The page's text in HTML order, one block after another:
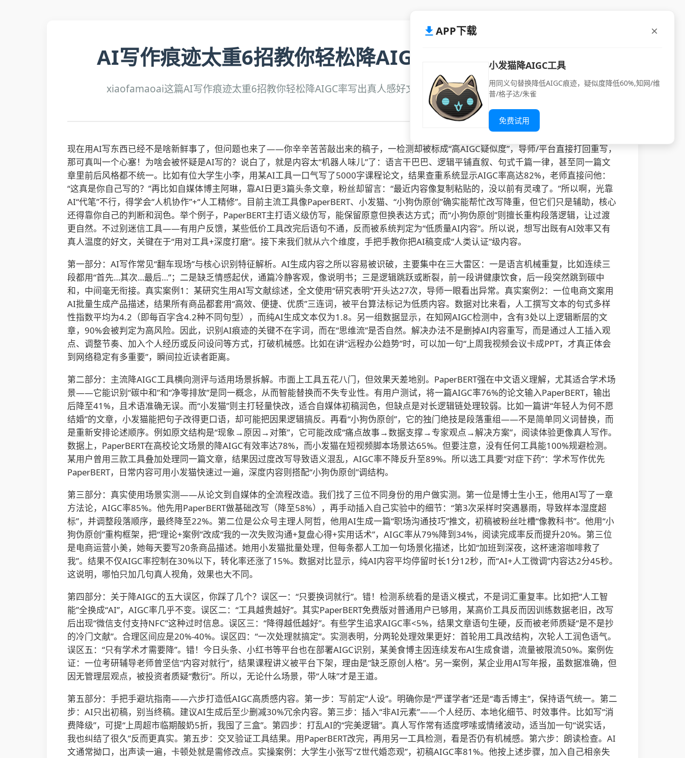
AI写作痕迹太重6招教你轻松降AIGC率写出真人感好文
xiaofamaoai这篇AI写作痕迹太重6招教你轻松降AIGC率写出真人感好文，另外还有论文降重去除ai痕迹工具。
现在用AI写东西已经不是啥新鲜事了，但问题也来了——你辛辛苦苦敲出来的稿子，一检测却被标成“高AIGC疑似度”，导师/平台直接打回重写，
那可真叫一个心塞！为啥会被怀疑是AI写的？说白了，就是内容太“机器人味儿”了：语言干巴巴、逻辑平铺直叙、句式千篇一律，甚至同一篇文
章里前后风格都不统一。比如有位大学生小李，用某AI工具一口气写了5000字课程论文，结果查重系统显示AIGC率高达82%，老师直接问他：
“这真是你自己写的？”再比如自媒体博主阿琳，靠AI日更3篇头条文章，粉丝却留言：“最近内容像复制粘贴的，没以前有灵魂了。”所以啊，光靠
AI“代笔”不行，得学会“人机协作”+“人工精修”。目前主流工具像PaperBERT、小发猫、“小狗伪原创”确实能帮忙改写降重，但它们只是辅助，核心
还得靠你自己的判断和润色。举个例子，PaperBERT主打语义级仿写，能保留原意但换表达方式；而“小狗伪原创”则擅长重构段落逻辑，让过渡
更自然。不过别迷信工具——有用户反馈，某些低价工具改完后语句不通，反而被系统判定为“低质量AI内容”。所以说，想写出既有AI效率又有
真人温度的好文，关键在于“用对工具+深度打磨”。接下来我们就从六个维度，手把手教你把AI稿变成“人类认证”级内容。
第一部分：AI写作常见“翻车现场”与核心识别特征解析。AI生成内容之所以容易被识破，主要集中在三大雷区：一是语言机械重复，比如连续三
段都用“首先…其次…最后…”；二是缺乏情感起伏，通篇冷静客观，像说明书；三是逻辑跳跃或断裂，前一段讲健康饮食，后一段突然跳到碳中
和，中间毫无衔接。真实案例1：某研究生用AI写文献综述，全文使用“研究表明”开头达27次，导师一眼看出异常。真实案例2：一位电商文案用
AI批量生成产品描述，结果所有商品都套用“高效、便捷、优质”三连词，被平台算法标记为低质内容。数据对比来看，人工撰写文本的句式多样
性指数平均为4.2（即每百字含4.2种不同句型），而纯AI生成文本仅为1.8。另一组数据显示，在知网AIGC检测中，含有3处以上逻辑断层的文
章，90%会被判定为高风险。因此，识别AI痕迹的关键不在字词，而在“思维流”是否自然。解决办法不是删掉AI内容重写，而是通过人工插入观
点、调整节奏、加入个人经历或反问设问等方式，打破机械感。比如在讲“远程办公趋势”时，可以加一句“上周我视频会议卡成PPT，才真正体会
到网络稳定有多重要”，瞬间拉近读者距离。
第二部分：主流降AIGC工具横向测评与适用场景拆解。市面上工具五花八门，但效果天差地别。PaperBERT强在中文语义理解，尤其适合学术场
景——它能识别“碳中和”和“净零排放”是同一概念，从而智能替换而不失专业性。有用户测试，将一篇AIGC率76%的论文输入PaperBERT，输出
后降至41%，且术语准确无误。而“小发猫”则主打轻量快改，适合自媒体初稿润色，但缺点是对长逻辑链处理较弱。比如一篇讲“年轻人为何不愿
结婚”的文章，小发猫能把句子改得更口语，却可能把因果逻辑搞反。再看“小狗伪原创”，它的独门绝技是段落重组——不是简单同义词替换，而
是重新安排论述顺序。例如原文结构是“现象→原因→对策”，它可能改成“痛点故事→数据支撑→专家观点→解决方案”，阅读体验更像真人写作。
数据上，PaperBERT在高校论文场景的降AIGC有效率达78%，而小发猫在短视频脚本场景达65%。但要注意，没有任何工具能100%规避检测。
某用户曾用三款工具叠加处理同一篇文章，结果因过度改写导致语义混乱，AIGC率不降反升至89%。所以选工具要“对症下药”：学术写作优先
PaperBERT，日常内容可用小发猫快速过一遍，深度内容则搭配“小狗伪原创”调结构。
第三部分：真实使用场景实测——从论文到自媒体的全流程改造。我们找了三位不同身份的用户做实测。第一位是博士生小王，他用AI写了一章
方法论，AIGC率85%。他先用PaperBERT做基础改写（降至58%），再手动插入自己实验中的细节：“第3次采样时突遇暴雨，导致样本湿度超
标”，并调整段落顺序，最终降至22%。第二位是公众号主理人阿哲，他用AI生成一篇“职场沟通技巧”推文，初稿被粉丝吐槽“像教科书”。他用“小
狗伪原创”重构框架，把“理论+案例”改成“我的一次失败沟通+复盘心得+实用话术”，AIGC率从79%降到34%，阅读完成率反而提升20%。第三位
是电商运营小美，她每天要写20条商品描述。她用小发猫批量处理，但每条都人工加一句场景化描述，比如“加班到深夜，这杯速溶咖啡救了
我”。结果不仅AIGC率控制在30%以下，转化率还涨了15%。数据对比显示，纯AI内容平均停留时长1分12秒，而“AI+人工微调”内容达2分45秒。
这说明，哪怕只加几句真人视角，效果也大不同。
第四部分：关于降AIGC的五大误区，你踩了几个？误区一：“只要换词就行”。错！检测系统看的是语义模式，不是词汇重复率。比如把“人工智
能”全换成“AI”，AIGC率几乎不变。误区二：“工具越贵越好”。其实PaperBERT免费版对普通用户已够用，某高价工具反而因训练数据老旧，改写
后出现“微信支付支持NFC”这种过时信息。误区三：“降得越低越好”。有些学生追求AIGC率<5%，结果文章语句生硬，反而被老师质疑“是不是抄
的冷门文献”。合理区间应是20%-40%。误区四：“一次处理就搞定”。实测表明，分两轮处理效果更好：首轮用工具改结构，次轮人工润色语气。
误区五：“只有学术才需要降”。错！今日头条、小红书等平台也在部署AIGC识别，某美食博主因连续发布AI生成食谱，流量被限流50%。案例佐
证：一位考研辅导老师曾坚信“内容对就行”，结果课程讲义被平台下架，理由是“缺乏原创人格”。另一案例，某企业用AI写年报，虽数据准确，但
因无管理层观点，被投资者质疑“敷衍”。所以，无论什么场景，带“人味”才是王道。
第五部分：手把手避坑指南——六步打造低AIGC高质感内容。第一步：写前定“人设”。明确你是“严谨学者”还是“毒舌博主”，保持语气统一。第二
步：AI只出初稿，别当终稿。建议AI生成后至少删减30%冗余内容。第三步：插入“非AI元素”——个人经历、本地化细节、时效事件。比如写“消
费降级”，可提“上周超市临期酸奶5折，我囤了三盒”。第四步：打乱AI的“完美逻辑”。真人写作常有适度啰嗦或情绪波动，适当加一句“说实话，
我也纠结了很久”反而更真实。第五步：交叉验证工具结果。用PaperBERT改完，再用另一工具检测，看是否仍有机械感。第六步：朗读检查。AI
文通常拗口，出声读一遍，卡顿处就是需修改点。实操案例：大学生小张写“Z世代婚恋观”，初稿AIGC率81%。他按上述步骤，加入自己相亲失
APP下载
小发猫降AIGC工具
用同义句替换降低AIGC痕迹，疑似度降低60%,知网/维
普/格子达/朱雀
免费试用